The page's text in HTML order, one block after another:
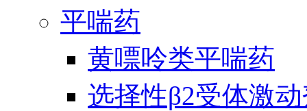
平喘药
黄嘌呤类平喘药
选择性β2受体激